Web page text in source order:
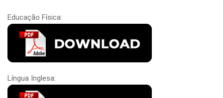
Educação Física:
Língua Inglesa: